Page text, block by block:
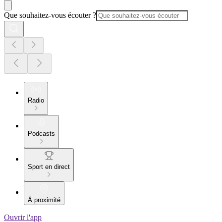
Que souhaitez-vous écouter ?
Radio
Podcasts
Sport en direct
À proximité
Ouvrir l'app